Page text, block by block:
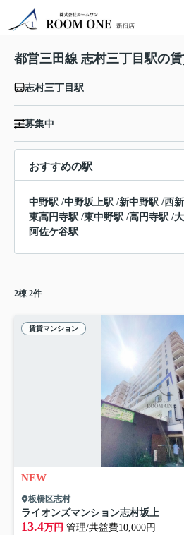
都営三田線 志村三丁目駅の
志村三丁目駅
募集中
おすすめの駅
中野駅 /中野坂上駅 /新中野駅 /西
東高円寺駅 /東中野駅 /高円寺駅 /
阿佐ケ谷駅
2棟 2件
賃貸マンション
NEW
板橋区志村
ライオンズマンション志村坂上
13.4万円 管理/共益費10,000円